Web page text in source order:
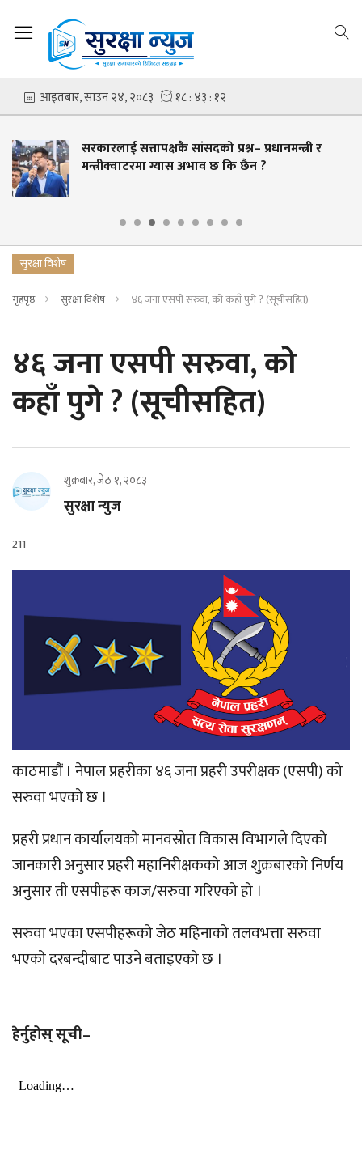
सरकारलाई सत्तापक्षकै सांसदको प्रश्न– प्रधानमन्त्री र
मन्त्रीक्वाटरमा ग्यास अभाव छ कि छैन ?
सुरक्षा विशेष
गृहपृष्ठ सुरक्षा विशेष ४६ जना एसपी सरुवा, को कहाँ पुगे ? (सूचीसहित)
४६ जना एसपी सरुवा, को
कहाँ पुगे ? (सूचीसहित)
शुक्रबार, जेठ १, २०८३
सुरक्षा न्युज
211
काठमाडौं । नेपाल प्रहरीका ४६ जना प्रहरी उपरीक्षक (एसपी) को
सरुवा भएको छ ।
प्रहरी प्रधान कार्यालयको मानवस्रोत विकास विभागले दिएको
जानकारी अनुसार प्रहरी महानिरीक्षकको आज शुक्रबारको निर्णय
अनुसार ती एसपीहरू काज/सरुवा गरिएको हो ।
सरुवा भएका एसपीहरूको जेठ महिनाको तलवभत्ता सरुवा
भएको दरबन्दीबाट पाउने बताइएको छ ।
हेर्नुहोस् सूची–